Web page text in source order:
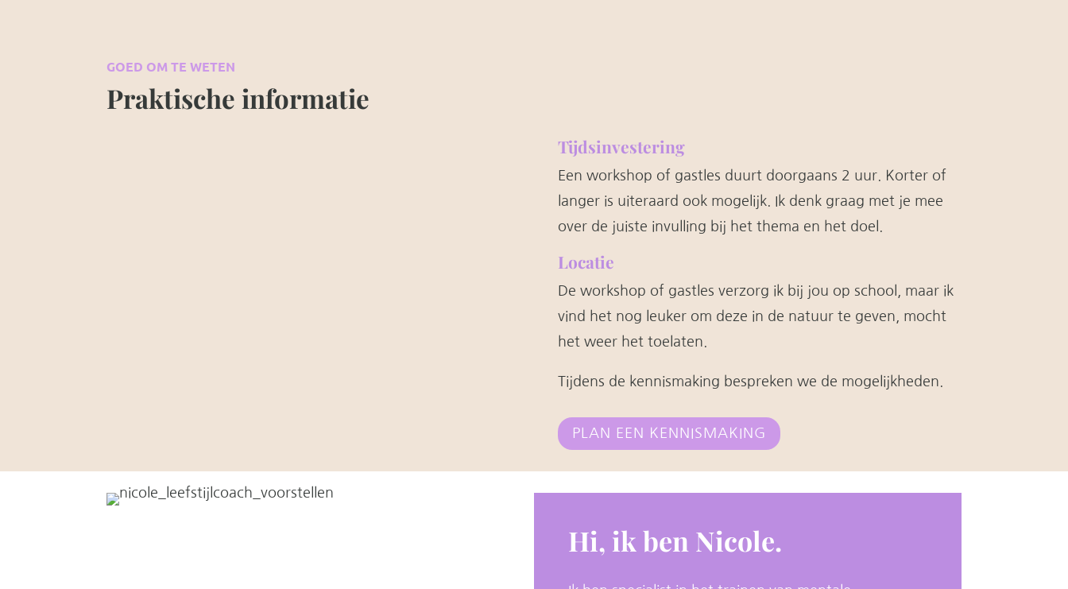
GOED OM TE WETEN
Praktische informatie
Tijdsinvestering
Een workshop of gastles duurt doorgaans 2 uur. Korter of
langer is uiteraard ook mogelijk. Ik denk graag met je mee
over de juiste invulling bij het thema en het doel.
Locatie
De workshop of gastles verzorg ik bij jou op school, maar ik
vind het nog leuker om deze in de natuur te geven, mocht
het weer het toelaten.
Tijdens de kennismaking bespreken we de mogelijkheden.
PLAN EEN KENNISMAKING
Hi, ik ben Nicole.